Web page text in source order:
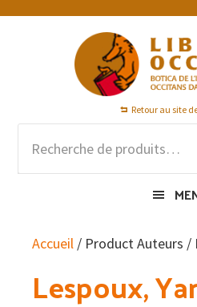
Passer
Passer
Passer
Retour au site
Accueil / Product Auteurs /
Lespoux,